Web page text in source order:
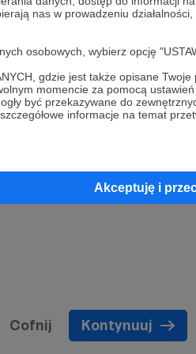
nas w prowadzeniu
osobowych, wybierz opcję
gdzie jest także opisane Twoje
momencie za pomocą
być przekazywane do
informacje na temat
Akceptuję i
Cofnij Kontynuuj